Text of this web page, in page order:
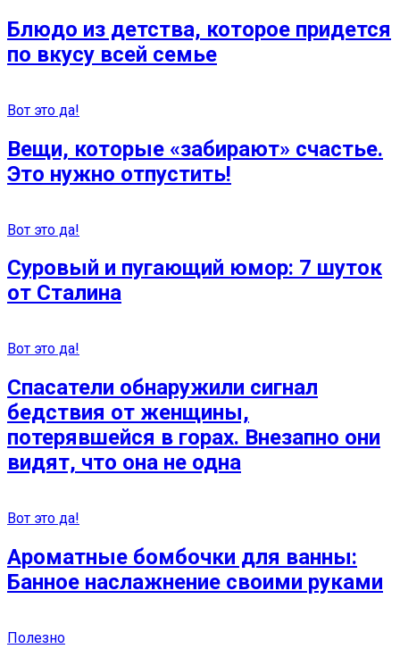
Блюдо из детства, которое придется
по вкусу всей семье
Вот это да!
Вещи, которые «забирают» счастье.
Это нужно отпустить!
Вот это да!
Суровый и пугающий юмор: 7 шуток
от Сталина
Вот это да!
Спасатели обнаружили сигнал
бедствия от женщины,
потерявшейся в горах. Внезапно они
видят, что она не одна
Вот это да!
Ароматные бомбочки для ванны:
Банное наслажнение своими руками
Полезно